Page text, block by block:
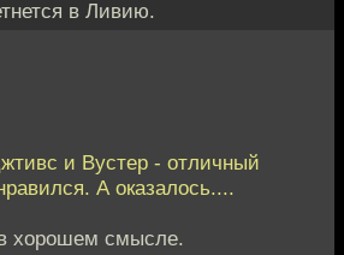
в Ливию.
и Вустер - отличный
А оказалось....
хорошем смысле.